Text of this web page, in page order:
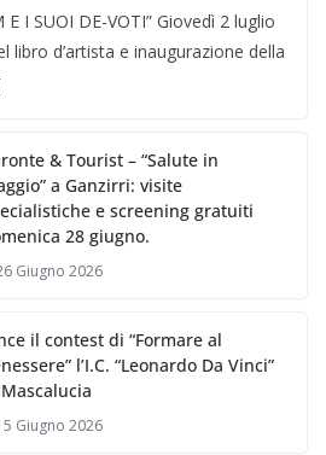
E I SUOI DE-VOTI” Giovedì 2 luglio
libro d’artista e inaugurazione della
& Tourist – “Salute in
a Ganzirri: visite
e screening gratuiti
28 giugno.
Giugno 2026
il contest di “Formare al
l’I.C. “Leonardo Da Vinci”
Giugno 2026